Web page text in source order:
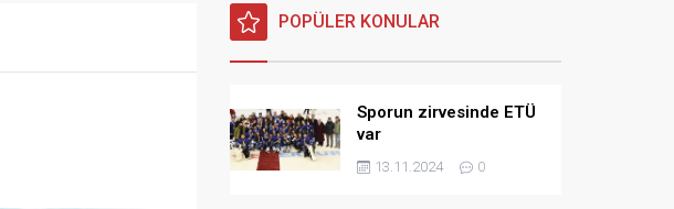
POPÜLER KONULAR
Sporun zirvesinde ETÜ
var
13.11.2024 0